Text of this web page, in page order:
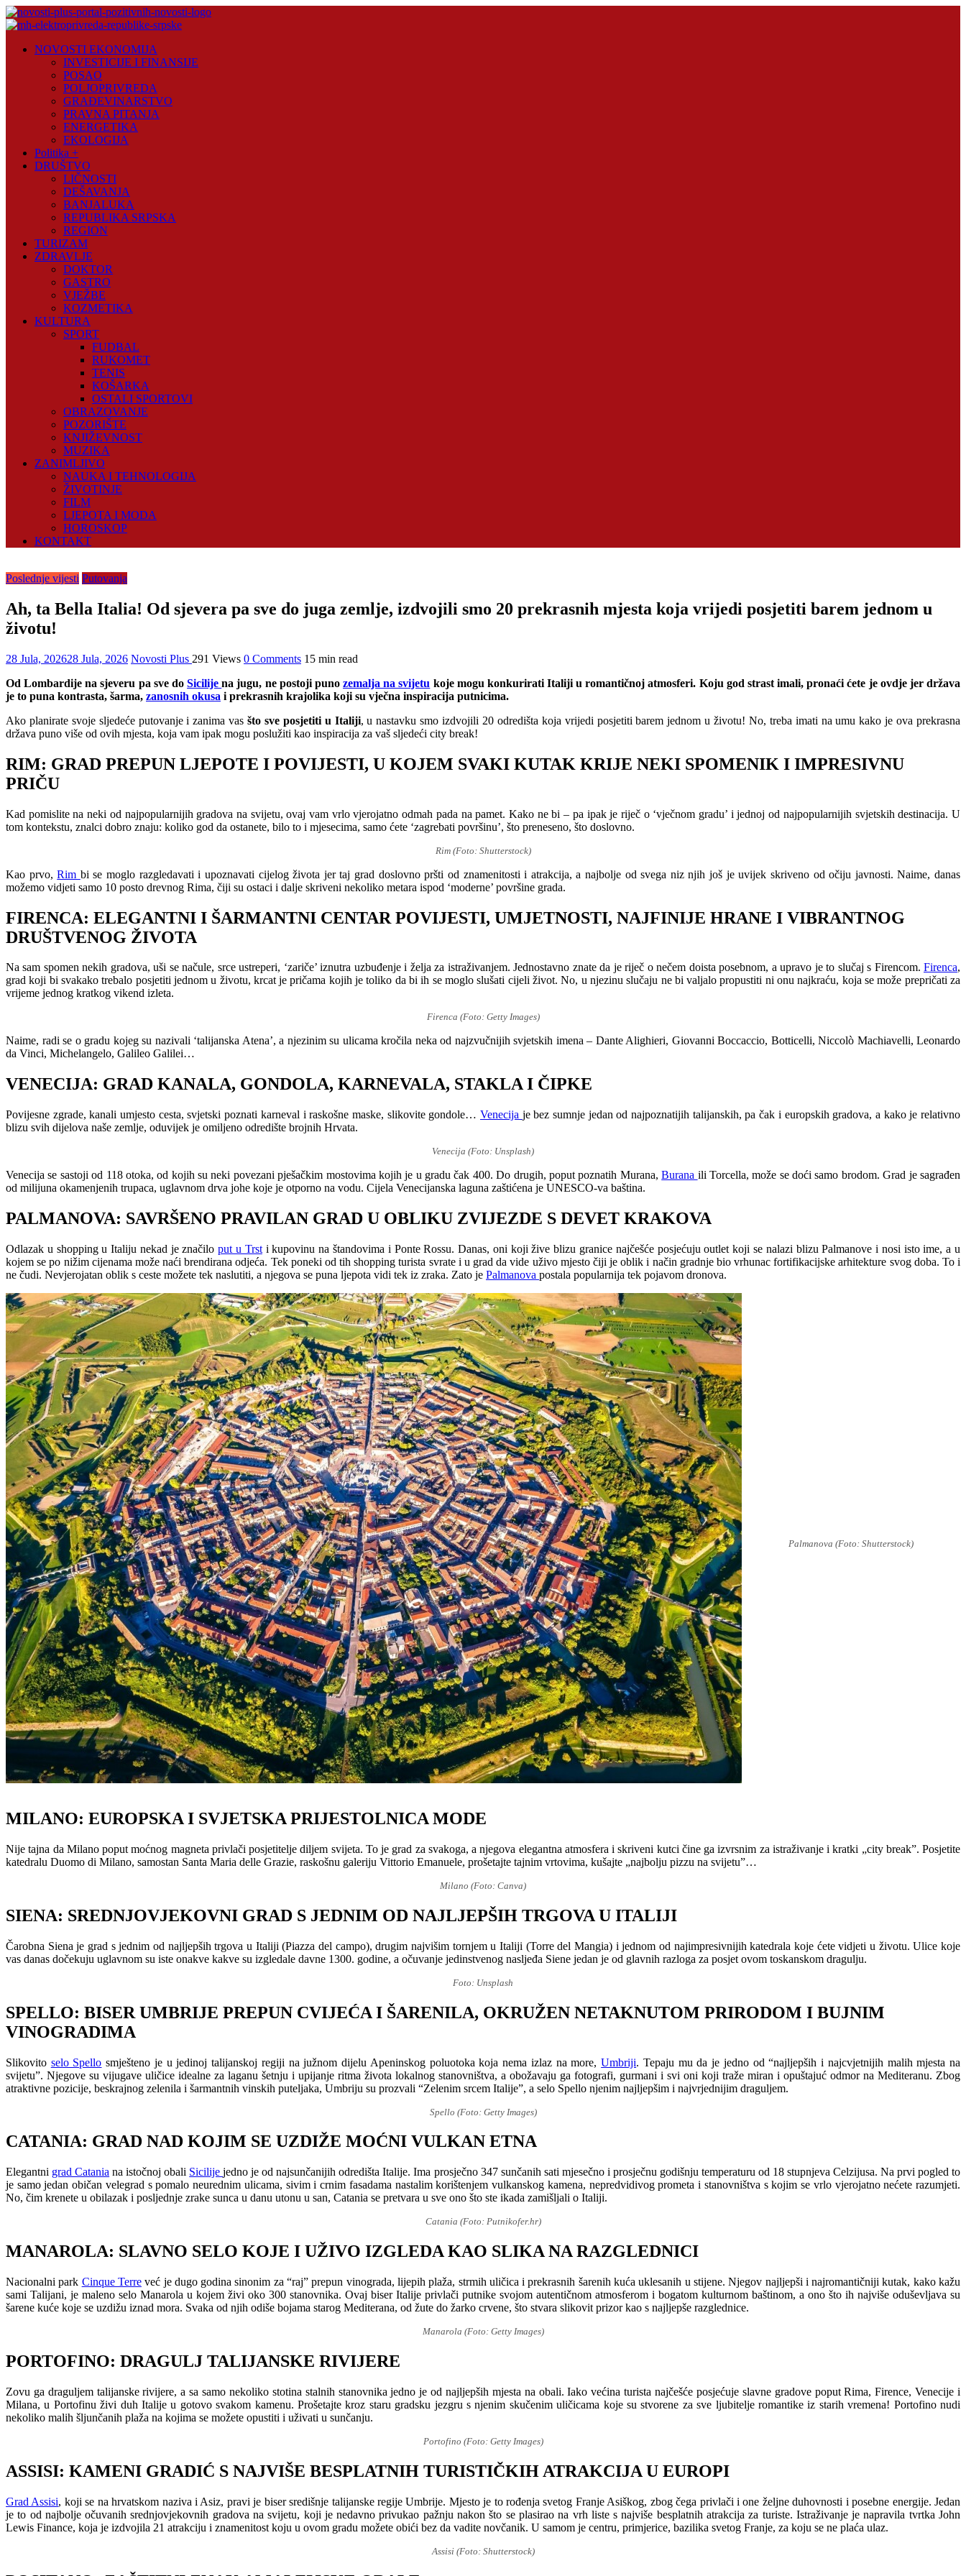
Skip
to
Plus
NOVOSTI EKONOMIJA
INVESTICIJE I FINANSIJE
POSAO
POLJOPRIVREDA
GRAĐEVINARSTVO
PRAVNA PITANJA
ENERGETIKA
EKOLOGIJA
Politika +
DRUŠTVO
LIČNOSTI
DEŠAVANJA
BANJALUKA
REPUBLIKA SRPSKA
REGION
TURIZAM
ZDRAVLJE
DOKTOR
GASTRO
VJEŽBE
KOZMETIKA
KULTURA
SPORT
FUDBAL
RUKOMET
TENIS
KOŠARKA
OSTALI SPORTOVI
OBRAZOVANJE
POZORIŠTE
KNJIŽEVNOST
MUZIKA
ZANIMLJIVO
NAUKA I TEHNOLOGIJA
ŽIVOTINJE
FILM
LJEPOTA I MODA
HOROSKOP
KONTAKT
Poslednje vijesti Putovanja
Ah, ta Bella Italia! Od sjevera pa sve do juga zemlje, izdvojili smo 20 prekrasnih mjesta koja vrijedi posjetiti barem jednom u
životu!
28 Jula, 202628 Jula, 2026 Novosti Plus 291 Views 0 Comments 15 min read
Od Lombardije na sjeveru pa sve doSicilijena jugu, ne postoji punozemalja na svijetu koje mogu konkurirati Italiji u romantičnoj atmosferi. Koju god strast imali, pronaći ćete je ovdje jer država
je to puna kontrasta, šarma, zanosnih okusa i prekrasnih krajolika koji su vječna inspiracija putnicima.
Ako planirate svoje sljedeće putovanje i zanima vasšto sve posjetiti u Italiji, u nastavku smo izdvojili 20 odredišta koja vrijedi posjetiti barem jednom u životu! No, treba imati na umu kako je ova prekrasna
država puno više od ovih mjesta, koja vam ipak mogu poslužiti kao inspiracija za vaš sljedeći city break!
RIM: GRAD PREPUN LJEPOTE I POVIJESTI, U KOJEM SVAKI KUTAK KRIJE NEKI SPOMENIK I IMPRESIVNU
PRIČU
Kad pomislite na neki od najpopularnijih gradova na svijetu, ovaj vam vrlo vjerojatno odmah pada na pamet. Kako ne bi – pa ipak je riječ o ‘vječnom gradu’ i jednoj od najpopularnijih svjetskih destinacija. U
tom kontekstu, znalci dobro znaju: koliko god da ostanete, bilo to i mjesecima, samo ćete ‘zagrebati površinu’, što preneseno, što doslovno.
Rim (Foto: Shutterstock)
Kao prvo,Rim bi se moglo razgledavati i upoznavati cijelog života jer taj grad doslovno pršti od znamenitosti i atrakcija, a najbolje od svega niz njih još je uvijek skriveno od očiju javnosti. Naime, danas
možemo vidjeti samo 10 posto drevnog Rima, čiji su ostaci i dalje skriveni nekoliko metara ispod ‘moderne’ površine grada.
FIRENCA: ELEGANTNI I ŠARMANTNI CENTAR POVIJESTI, UMJETNOSTI, NAJFINIJE HRANE I VIBRANTNOG
DRUŠTVENOG ŽIVOTA
Na sam spomen nekih gradova, uši se načule, srce ustreperi, ‘zariče’ iznutra uzbuđenje i želja za istraživanjem. Jednostavno znate da je riječ o nečem doista posebnom, a upravo je to slučaj s Firencom. Firenca,
grad koji bi svakako trebalo posjetiti jednom u životu, krcat je pričama kojih je toliko da bi ih se moglo slušati cijeli život. No, u njezinu slučaju ne bi valjalo propustiti ni onu najkraću, koja se može prepričati za
vrijeme jednog kratkog vikend izleta.
Firenca (Foto: Getty Images)
Naime, radi se o gradu kojeg su nazivali ‘talijanska Atena’, a njezinim su ulicama kročila neka od najzvučnijih svjetskih imena – Dante Alighieri, Giovanni Boccaccio, Botticelli, Niccolò Machiavelli, Leonardo
da Vinci, Michelangelo, Galileo Galilei…
VENECIJA: GRAD KANALA, GONDOLA, KARNEVALA, STAKLA I ČIPKE
Povijesne zgrade, kanali umjesto cesta, svjetski poznati karneval i raskošne maske, slikovite gondole… Venecija je bez sumnje jedan od najpoznatijih talijanskih, pa čak i europskih gradova, a kako je relativno
blizu svih dijelova naše zemlje, oduvijek je omiljeno odredište brojnih Hrvata.
Venecija (Foto: Unsplash)
Venecija se sastoji od 118 otoka, od kojih su neki povezani pješačkim mostovima kojih je u gradu čak 400. Do drugih, poput poznatih Murana,Burana ili Torcella, može se doći samo brodom. Grad je sagrađen
od milijuna okamenjenih trupaca, uglavnom drva johe koje je otporno na vodu. Cijela Venecijanska laguna zaštićena je UNESCO-va baština.
PALMANOVA: SAVRŠENO PRAVILAN GRAD U OBLIKU ZVIJEZDE S DEVET KRAKOVA
Odlazak u shopping u Italiju nekad je značiloput u Trsti kupovinu na štandovima i Ponte Rossu. Danas, oni koji žive blizu granice najčešće posjećuju outlet koji se nalazi blizu Palmanove i nosi isto ime, a u
kojem se po nižim cijenama može naći brendirana odjeća. Tek poneki od tih shopping turista svrate i u grad da vide uživo mjesto čiji je oblik i način gradnje bio vrhunac fortifikacijske arhitekture svog doba. To i
ne čudi. Nevjerojatan oblik s ceste možete tek naslutiti, a njegova se puna ljepota vidi tek iz zraka. Zato je Palmanova postala popularnija tek pojavom dronova.
Palmanova (Foto: Shutterstock)
MILANO: EUROPSKA I SVJETSKA PRIJESTOLNICA MODE
Nije tajna da Milano poput moćnog magneta privlači posjetitelje diljem svijeta. To je grad za svakoga, a njegova elegantna atmosfera i skriveni kutci čine ga izvrsnim za istraživanje i kratki „city break”. Posjetite
katedralu Duomo di Milano, samostan Santa Maria delle Grazie, raskošnu galeriju Vittorio Emanuele, prošetajte tajnim vrtovima, kušajte „najbolju pizzu na svijetu”…
Milano (Foto: Canva)
SIENA: SREDNJOVJEKOVNI GRAD S JEDNIM OD NAJLJEPŠIH TRGOVA U ITALIJI
Čarobna Siena je grad s jednim od najljepših trgova u Italiji (Piazza del campo), drugim najvišim tornjem u Italiji (Torre del Mangia) i jednom od najimpresivnijih katedrala koje ćete vidjeti u životu. Ulice koje
vas danas dočekuju uglavnom su iste onakve kakve su izgledale davne 1300. godine, a očuvanje jedinstvenog nasljeđa Siene jedan je od glavnih razloga za posjet ovom toskanskom dragulju.
Foto: Unsplash
SPELLO: BISER UMBRIJE PREPUN CVIJEĆA I ŠARENILA, OKRUŽEN NETAKNUTOM PRIRODOM I BUJNIM
VINOGRADIMA
Slikovito selo Spello smješteno je u jedinoj talijanskoj regiji na južnom dijelu Apeninskog poluotoka koja nema izlaz na more,Umbriji. Tepaju mu da je jedno od “najljepših i najcvjetnijih malih mjesta na
svijetu”. Njegove su vijugave uličice idealne za laganu šetnju i upijanje ritma života lokalnog stanovništva, a obožavaju ga fotografi, gurmani i svi oni koji traže miran i opuštajuć odmor na Mediteranu. Zbog
atraktivne pozicije, beskrajnog zelenila i šarmantnih vinskih puteljaka, Umbriju su prozvali “Zelenim srcem Italije”, a selo Spello njenim najljepšim i najvrjednijim draguljem.
Spello (Foto: Getty Images)
CATANIA: GRAD NAD KOJIM SE UZDIŽE MOĆNI VULKAN ETNA
Elegantni grad Catania na istočnoj obali Sicilijejedno je od najsunčanijih odredišta Italije. Ima prosječno 347 sunčanih sati mjesečno i prosječnu godišnju temperaturu od 18 stupnjeva Celzijusa. Na prvi pogled to
je samo jedan običan velegrad s pomalo neurednim ulicama, sivim i crnim fasadama nastalim korištenjem vulkanskog kamena, nepredvidivog prometa i stanovništva s kojim se vrlo vjerojatno nećete razumjeti.
No, čim krenete u obilazak i posljednje zrake sunca u danu utonu u san, Catania se pretvara u sve ono što ste ikada zamišljali o Italiji.
Catania (Foto: Putnikofer.hr)
MANAROLA: SLAVNO SELO KOJE I UŽIVO IZGLEDA KAO SLIKA NA RAZGLEDNICI
Nacionalni park Cinque Terreveć je dugo godina sinonim za “raj” prepun vinograda, lijepih plaža, strmih uličica i prekrasnih šarenih kuća uklesanih u stijene. Njegov najljepši i najromantičniji kutak, kako kažu
sami Talijani, je maleno selo Manarola u kojem živi oko 300 stanovnika. Ovaj biser Italije privlači putnike svojom autentičnom atmosferom i bogatom kulturnom baštinom, a ono što ih najviše oduševljava su
šarene kuće koje se uzdižu iznad mora. Svaka od njih odiše bojama starog Mediterana, od žute do žarko crvene, što stvara slikovit prizor kao s najljepše razglednice.
Manarola (Foto: Getty Images)
PORTOFINO: DRAGULJ TALIJANSKE RIVIJERE
Zovu ga draguljem talijanske rivijere, a sa samo nekoliko stotina stalnih stanovnika jedno je od najljepših mjesta na obali. Iako većina turista najčešće posjećuje slavne gradove poput Rima, Firence, Venecije i
Milana, u Portofinu živi duh Italije u gotovo svakom kamenu. Prošetajte kroz staru gradsku jezgru s njenim skučenim uličicama koje su stvorene za sve ljubitelje romantike iz starih vremena! Portofino nudi
nekoliko malih šljunčanih plaža na kojima se možete opustiti i uživati u sunčanju.
Portofino (Foto: Getty Images)
ASSISI: KAMENI GRADIĆ S NAJVIŠE BESPLATNIH TURISTIČKIH ATRAKCIJA U EUROPI
Grad Assisi, koji se na hrvatskom naziva i Asiz, pravi je biser središnje talijanske regije Umbrije. Mjesto je to rođenja svetog Franje Asiškog, zbog čega privlači i one željne duhovnosti i posebne energije. Jedan
je to od najbolje očuvanih srednjovjekovnih gradova na svijetu, koji je nedavno privukao pažnju nakon što se plasirao na vrh liste s najviše besplatnih atrakcija za turiste. Istraživanje je napravila tvrtka John
Lewis Finance, koja je izdvojila 21 atrakciju i znamenitost koju u ovom gradu možete obići bez da vadite novčanik. U samom je centru, primjerice, bazilika svetog Franje, za koju se ne plaća ulaz.
Assisi (Foto: Shutterstock)